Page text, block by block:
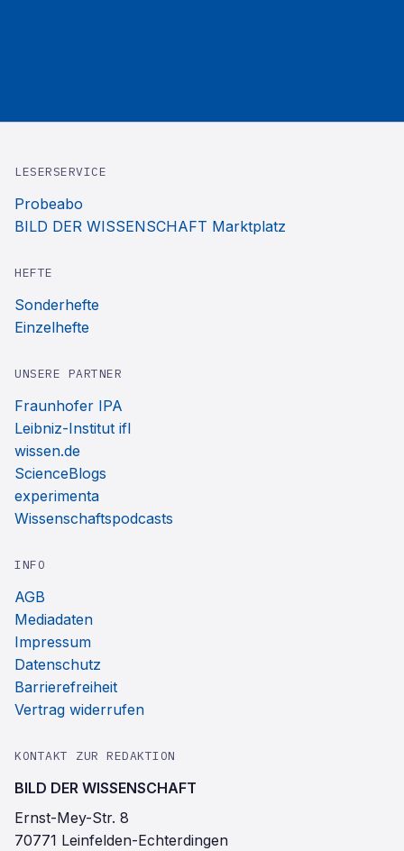
LESERSERVICE
Probeabo
BILD DER WISSENSCHAFT Marktplatz
HEFTE
Sonderhefte
Einzelhefte
UNSERE PARTNER
Fraunhofer IPA
Leibniz-Institut ifl
wissen.de
ScienceBlogs
experimenta
Wissenschaftspodcasts
INFO
AGB
Mediadaten
Impressum
Datenschutz
Barrierefreiheit
Vertrag widerrufen
KONTAKT ZUR REDAKTION
BILD DER WISSENSCHAFT
Ernst-Mey-Str. 8
70771 Leinfelden-Echterdingen